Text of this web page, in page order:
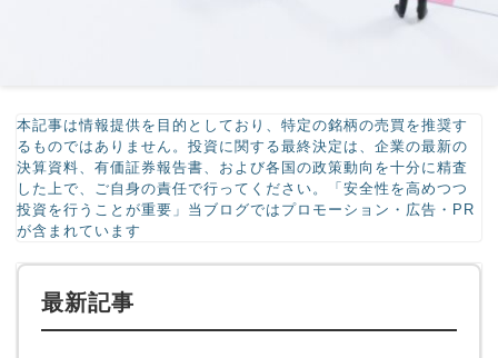
本記事は情報提供を目的としており、特定の銘柄の売買を推奨す
るものではありません。投資に関する最終決定は、企業の最新の
決算資料、有価証券報告書、および各国の政策動向を十分に精査
した上で、ご自身の責任で行ってください。「安全性を高めつつ
投資を行うことが重要」当ブログではプロモーション・広告・PR
が含まれています
最新記事